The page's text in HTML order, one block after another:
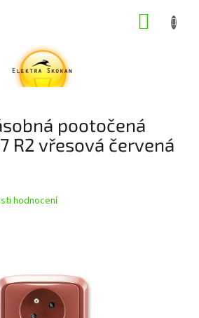
pootočená
R2 vřesová červená
hodnocení